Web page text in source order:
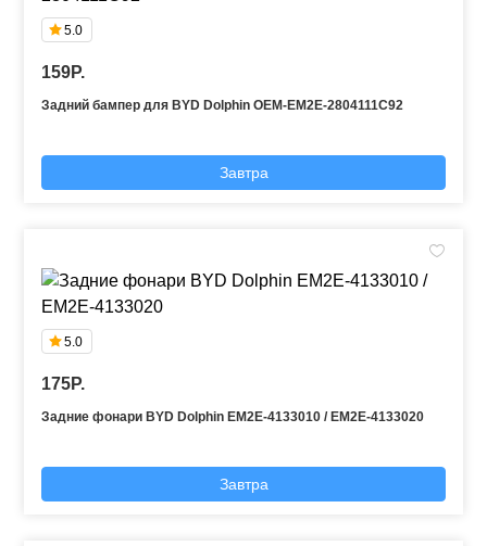
5.0
159P.
Задний бампер для BYD Dolphin OEM-EM2E-2804111C92
Завтра
5.0
175P.
Задние фонари BYD Dolphin EM2E-4133010 / EM2E-4133020
Завтра